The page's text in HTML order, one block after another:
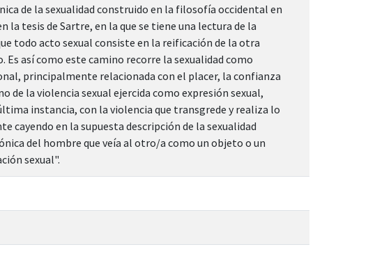
de la sexualidad construido en la filosofía occidental en
la tesis de Sartre, en la que se tiene una lectura de la
todo acto sexual consiste en la reificación de la otra
así como este camino recorre la sexualidad como
principalmente relacionada con el placer, la confianza
la violencia sexual ejercida como expresión sexual,
instancia, con la violencia que transgrede y realiza lo
cayendo en la supuesta descripción de la sexualidad
del hombre que veía al otro/a como un objeto o un
sexual".